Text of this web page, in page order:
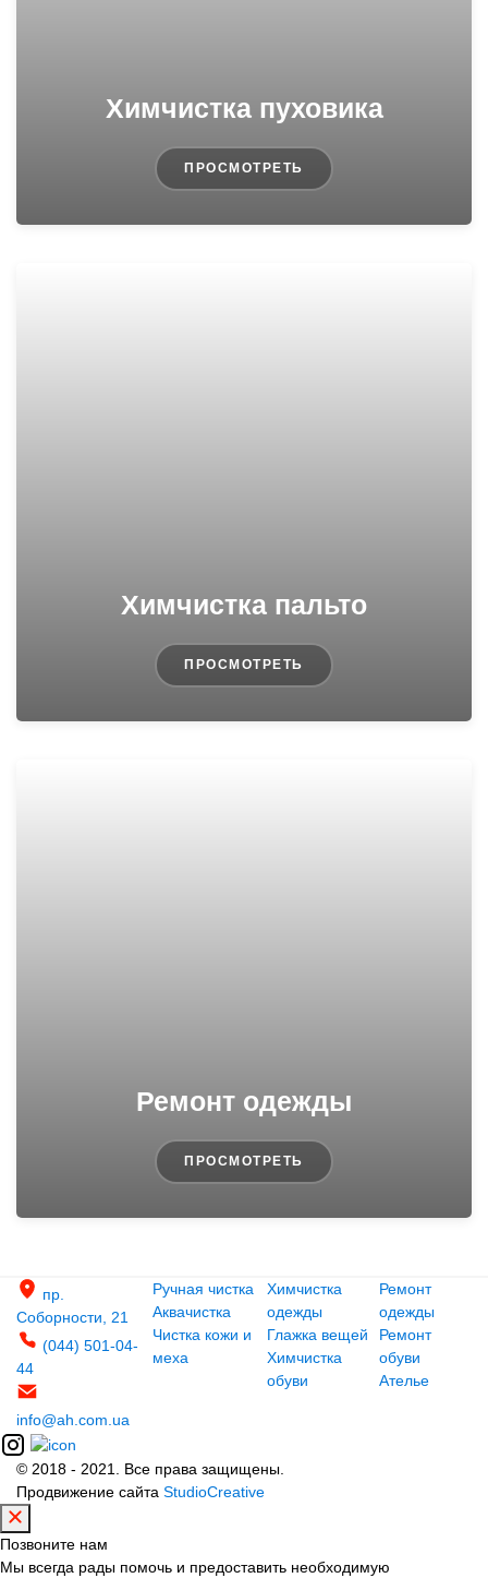
Химчистка пуховика
ПРОСМОТРЕТЬ
Химчистка пальто
ПРОСМОТРЕТЬ
Ремонт одежды
ПРОСМОТРЕТЬ
пр.
Соборности, 21
(044) 501-04-
44
info@ah.com.ua
Ручная чистка
Аквачистка
Чистка кожи и
меха
Химчистка
одежды
Глажка вещей
Химчистка
обуви
Ремонт
одежды
Ремонт
обуви
Ателье
© 2018 - 2021. Все права защищены.
Продвижение сайта StudioCreative
Позвоните нам
Мы всегда рады помочь и предоставить необходимую